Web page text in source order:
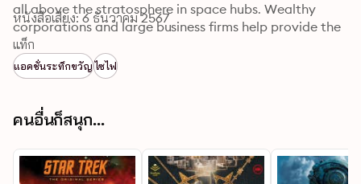
all above the stratosphere in space hubs. Wealthy
corporations and large business firms help provide the
necessary funding for this entity's extraterrestrial
missions. Some of the investors have returned home
from the missions and are bombarded by chaotic
procedural protocol is the answer and chaos is incited
as members from lower contributing sectors want
to the earth
หนังสือเสียง: 6 ธันวาคม 2567
แท็ก
แอคชั่นระทึกขวัญไซไฟ
คนอื่นก็สนุก...